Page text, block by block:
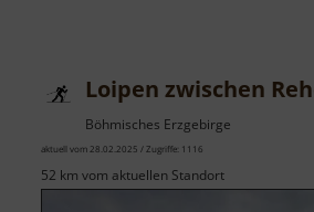
Loipen zwischen
Böhmisches Erzgebirge
aktuell vom 28.02.2025 / Zugriffe: 1116
52 km vom aktuellen Standort